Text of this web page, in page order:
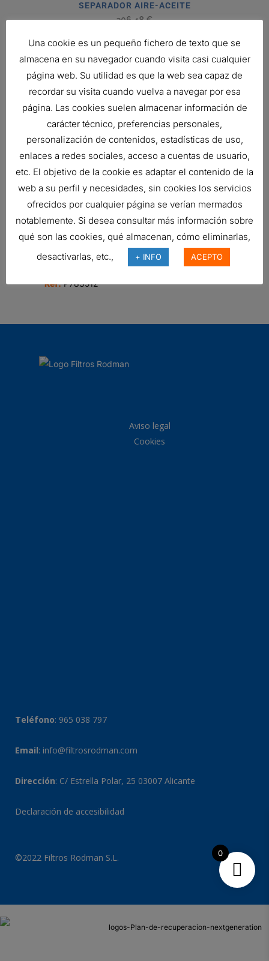
SEPARADOR AIRE-ACEITE
306,48€
SEPARADOR AIRE-ACEITE
172,28€
P525697
SEPARADOR AIRE-ACEITE
37,21€
Ref:P784404
SEPARADOR AIRE-ACEITE
95,60€
Ref:P783512
Aviso legal
Cookies
Teléfono: 965 038 797
Email: info@filtrosrodman.com
Dirección: C/ Estrella Polar, 25 03007 Alicante
Declaración de accesibilidad
©2022 Filtros Rodman S.L.
Una cookie es un pequeño fichero de texto que se
almacena en su navegador cuando visita casi cualquier
página web. Su utilidad es que la web sea capaz de
recordar su visita cuando vuelva a navegar por esa
página. Las cookies suelen almacenar información de
carácter técnico, preferencias personales,
personalización de contenidos, estadísticas de uso,
enlaces a redes sociales, acceso a cuentas de usuario,
etc. El objetivo de la cookie es adaptar el contenido de la
web a su perfil y necesidades, sin cookies los servicios
ofrecidos por cualquier página se verían mermados
notablemente. Si desea consultar más información sobre
qué son las cookies, qué almacenan, cómo eliminarlas,
desactivarlas, etc.,
+ INFO ACEPTO
0